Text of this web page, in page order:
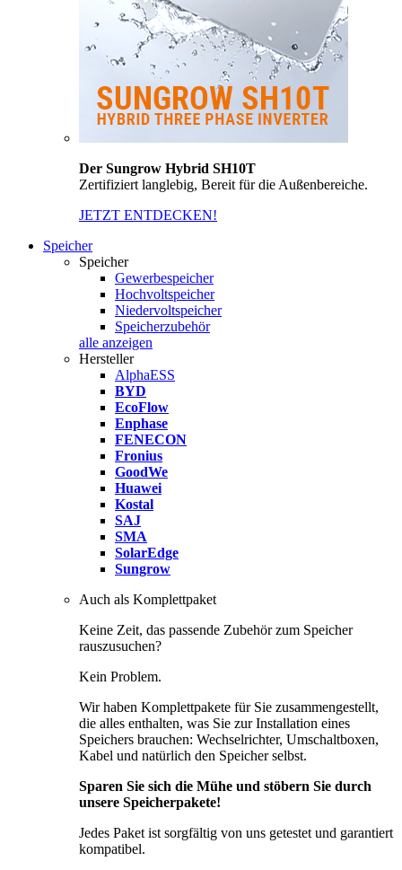
Der Sungrow Hybrid SH10T
Zertifiziert langlebig, Bereit für die Außenbereiche.
JETZT ENTDECKEN!
Speicher
Speicher
Gewerbespeicher
Hochvoltspeicher
Niedervoltspeicher
Speicherzubehör
alle anzeigen
Hersteller
AlphaESS
BYD
EcoFlow
Enphase
FENECON
Fronius
GoodWe
Huawei
Kostal
SAJ
SMA
SolarEdge
Sungrow
Auch als Komplettpaket
Keine Zeit, das passende Zubehör zum Speicher
rauszusuchen?
Kein Problem.
Wir haben Komplettpakete für Sie zusammengestellt,
die alles enthalten, was Sie zur Installation eines
Speichers brauchen: Wechselrichter, Umschaltboxen,
Kabel und natürlich den Speicher selbst.
Sparen Sie sich die Mühe und stöbern Sie durch
unsere Speicherpakete!
Jedes Paket ist sorgfältig von uns getestet und garantiert
kompatibel.